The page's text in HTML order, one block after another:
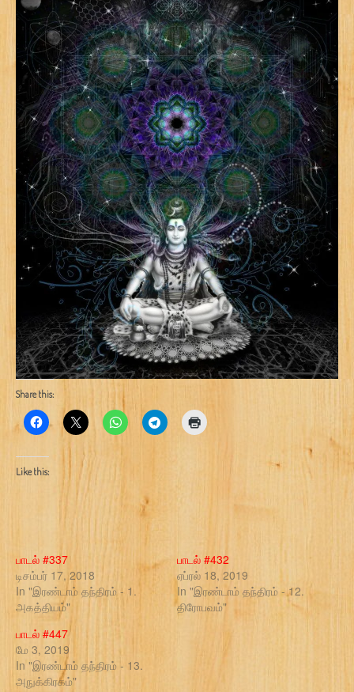
Share this:
Like this:
பாடல் #337
டிசம்பர் 17, 2018
In "இரண்டாம் தந்திரம் - 1.
அகத்தியம்"
பாடல் #432
ஏப்ரல் 18, 2019
In "இரண்டாம் தந்திரம் - 12.
திரோபவம்"
பாடல் #447
மே 3, 2019
In "இரண்டாம் தந்திரம் - 13.
அநுக்கிரகம்"